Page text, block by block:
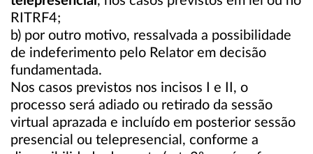
RITRF4;
b) por outro motivo, ressalvada a possibilidade
de indeferimento pelo Relator em decisão
fundamentada.
Nos casos previstos nos incisos I e II, o
processo será adiado ou retirado da sessão
virtual aprazada e incluído em posterior sessão
presencial ou telepresencial, conforme a